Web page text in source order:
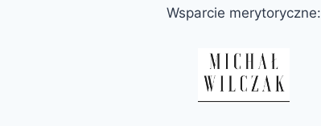
Wsparcie merytoryczne: